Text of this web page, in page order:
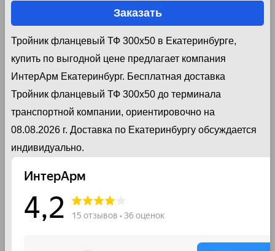
Заказать
Тройник фланцевый ТФ 300х50 в Екатеринбурге,
купить по выгодной цене предлагает компания
ИнтерАрм Екатеринбург. Бесплатная доставка
Тройник фланцевый ТФ 300х50 до терминала
транспортной компании, ориентировочно на
08.08.2026 г. Доставка по Екатеринбургу обсуждается
индивидуально.